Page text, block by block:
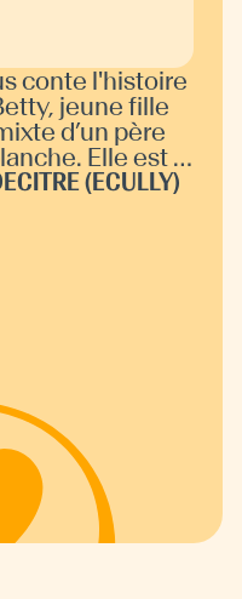
conte l'histoire
jeune fille
d’un père
Elle est la
et avant tout "la
philosophie
ces
comme une
une nouvelle
nature, les
la douleur sont
(ECULLY)